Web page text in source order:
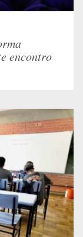
encontro